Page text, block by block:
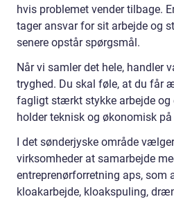
hvis problemet vender tilbage.
tager ansvar for sit arbejde og
senere opstår spørgsmål.
Når vi samler det hele, handler
tryghed. Du skal føle, at du får
fagligt stærkt stykke arbejde og
holder teknisk og økonomisk
I det sønderjyske område
virksomheder at samarbejde
entreprenørforretning aps, som
kloakarbejde, kloakspuling,